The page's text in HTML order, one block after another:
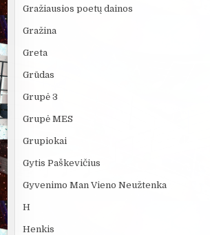
Gražiausios poetų dainos
Gražina
Greta
Grūdas
Grupė 3
Grupė MES
Grupiokai
Gytis Paškevičius
Gyvenimo Man Vieno Neužtenka
H
Henkis